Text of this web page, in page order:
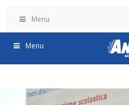
Menu
Menu